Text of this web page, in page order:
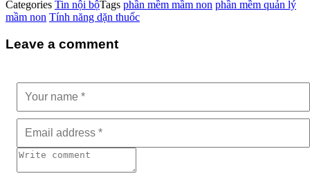
Categories Tin nội bộTags phần mềm mầm non phần mềm quản lý
mầm non Tính năng dặn thuốc
Leave a comment